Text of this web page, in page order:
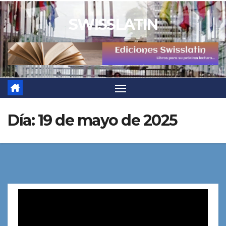
Saltar
al
contenido
SWISSLATIN
Día:19 de mayo de 2025